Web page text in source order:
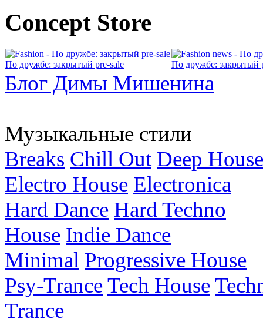
Concept Store
По дружбе: закрытый pre-sale По дружбе: закрытый
Блог Димы Мишенина
Музыкальные стили
Breaks Chill Out Deep House
Electro House Electronica
Hard Dance Hard Techno
House Indie Dance
Minimal Progressive House
Psy-TranceTech House
Trance